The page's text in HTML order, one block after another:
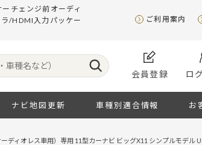
チェンジ前オーディ
/HDMI入力パッケー
ご利用案内
会員登録 ロ
ナビ地図更新 車種別適合情報 お
ィオレス車用）専用 11型カーナビ ビッグX11 シンプルモデル